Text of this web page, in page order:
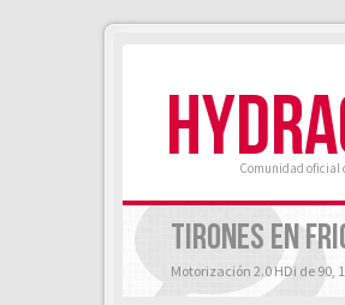
Comunidad oficial
TIRONES EN
Motorización 2.0 HDi de 90,